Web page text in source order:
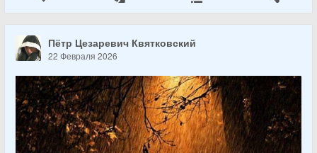
Пётр Цезаревич Квятковский
22 Февраля 2026